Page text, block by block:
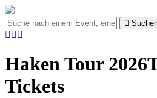
Haken Tour
Tickets